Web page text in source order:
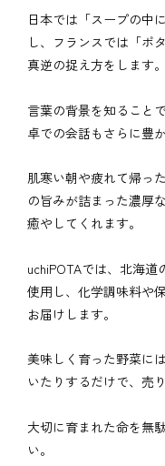
日本では「スープの中
し、フランスでは「ポ
真逆の捉え方をします。
言葉の背景を知ること
卓での会話もさらに豊
肌寒い朝や疲れて帰っ
の旨みが詰まった濃厚
癒やしてくれます。
uchiPOTAでは、北海
使用し、化学調味料や
お届けします。
美味しく育った野菜に
いたりするだけで、売
大切に育まれた命を無
い。